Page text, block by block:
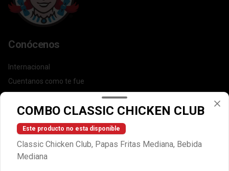
Conócenos
Internacional
Cuentanos como te fue
Trabaja con nosotros
Escríbenos por WhatsApp: +56950183243
Locales
COMBO CLASSIC CHICKEN CLUB
Este producto no esta disponible
Classic Chicken Club, Papas Fritas Mediana, Bebida
Mediana